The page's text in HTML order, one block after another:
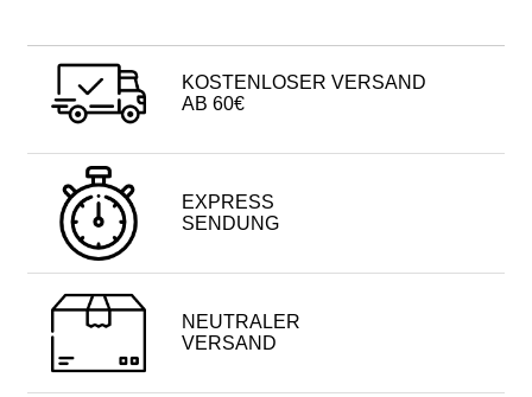
KOSTENLOSER VERSAND
AB 60€
EXPRESS
SENDUNG
NEUTRALER
VERSAND